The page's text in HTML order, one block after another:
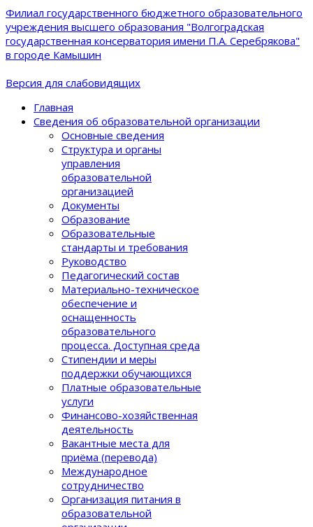
Филиал государственного бюджетного образовательного
учреждения высшего образования "Волгоградская
государственная консерватория имени П.А. Серебрякова"
в городе Камышин
Версия для слабовидящих
Главная
Сведения об образовательной организации
Основные сведения
Структура и органы
управления
образовательной
организацией
Документы
Образование
Образовательные
стандарты и требования
Руководство
Педагогический состав
Материально-техническое
обеспечение и
оснащенность
образовательного
процеcса. Доступная среда
Стипендии и меры
поддержки обучающихся
Платные образовательные
услуги
Финансово-хозяйственная
деятельность
Вакантные места для
приёма (перевода)
Международное
сотрудничество
Организация питания в
образовательной